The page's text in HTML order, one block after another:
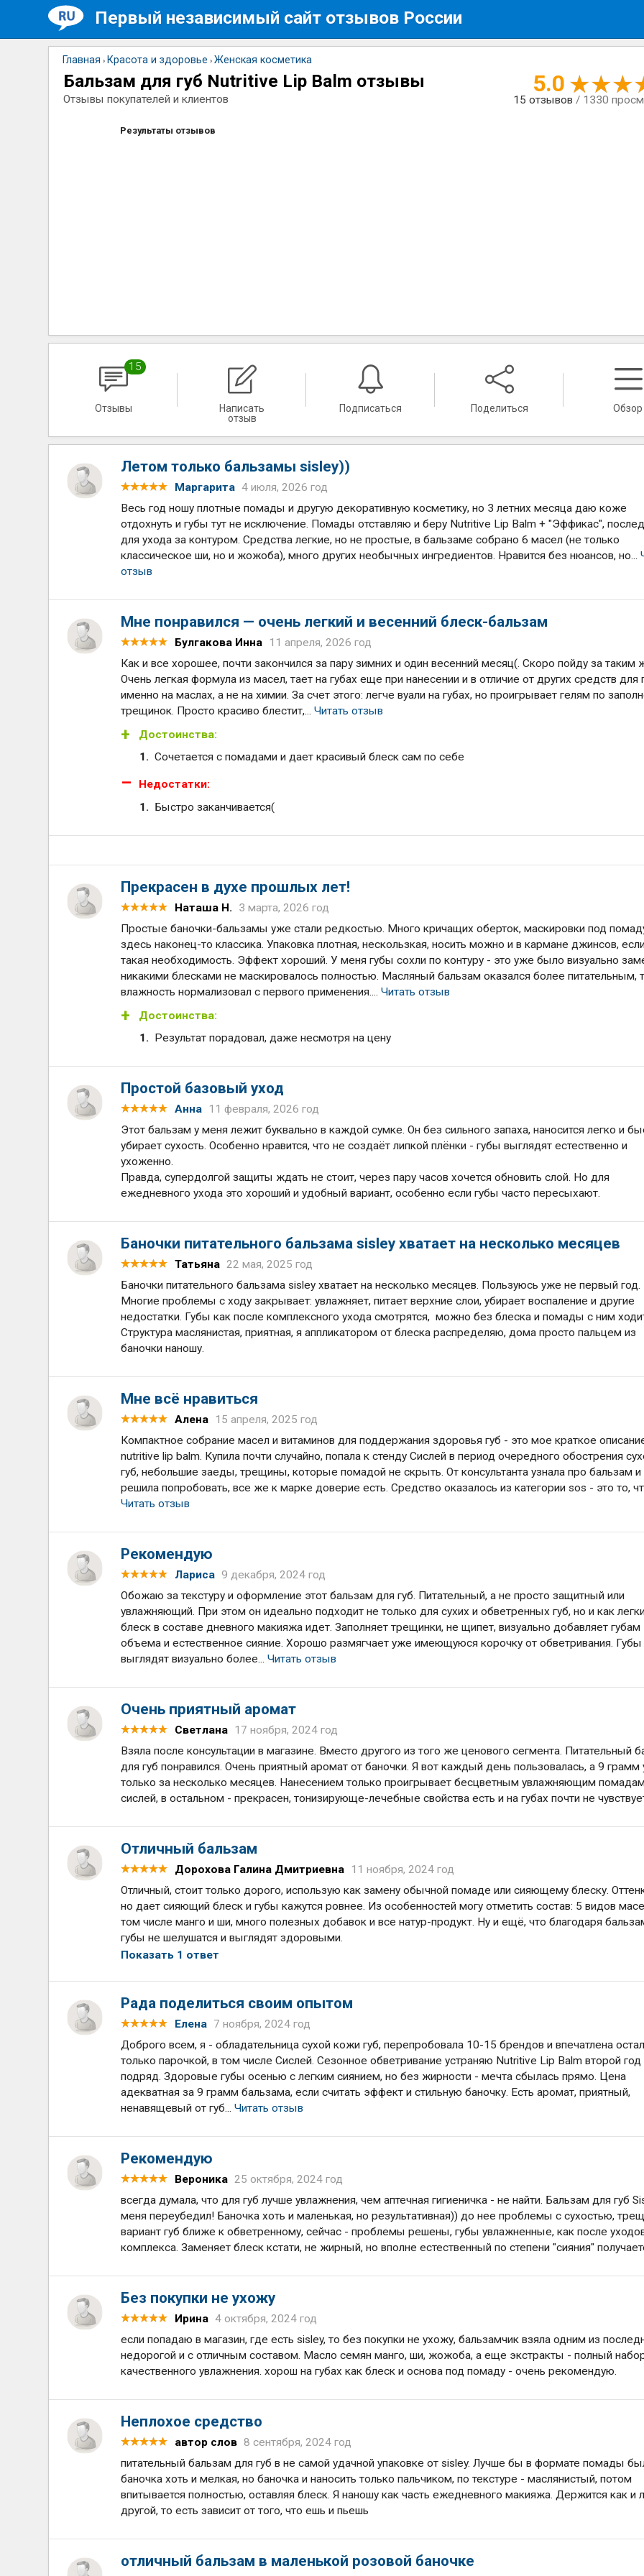
Первый независимый сайт отзывов России
Главная › Красота и здоровье ›Женская косметика
Бальзам для губ Nutritive Lip Balm отзывы
Отзывы покупателей и клиентов
5.0
15 отзывов/ 1330
Результаты отзывов
15
Отзывы
Написать
отзыв
Подписаться Поделиться Обзор
Летом только бальзамы sisley))
Маргарита 4 июля, 2026 год
Весь год ношу плотные помады и другую декоративную косметику, но 3 летних месяца даю коже
отдохнуть и губы тут не исключение. Помады отставляю и беру Nutritive Lip Balm + "Эффикас",
для ухода за контуром. Средства легкие, но не простые, в бальзаме собрано 6 масел (не только
классическое ши, но и жожоба), много других необычных ингредиентов. Нравится без нюансов, но...
отзыв
Мне понравился — очень легкий и весенний блеск-бальзам
Булгакова Инна
11 апреля, 2026 год
Как и все хорошее, почти закончился за пару зимних и один весенний месяц(. Скоро пойду за таким
Очень легкая формула из масел, тает на губах еще при нанесении и в отличие от других средств для
именно на маслах, а не на химии. За счет этого: легче вуали на губах, но проигрывает гелям по
трещинок. Просто красиво блестит,...Читать отзыв
Достоинства:
Сочетается с помадами и дает красивый блеск сам по себе
Недостатки:
Быстро заканчивается(
Прекрасен в духе прошлых лет!
Наташа Н.
3 марта, 2026 год
Простые баночки-бальзамы уже стали редкостью. Много кричащих оберток, маскировки под
здесь наконец-то классика. Упаковка плотная, нескользкая, носить можно и в кармане джинсов,
такая необходимость. Эффект хороший. У меня губы сохли по контуру - это уже было визуально
никакими блесками не маскировалось полностью. Масляный бальзам оказался более питательным,
влажность нормализовал с первого применения....Читать отзыв
Достоинства:
Результат порадовал, даже несмотря на цену
Простой базовый уход
Анна
11 февраля, 2026 год
Этот бальзам у меня лежит буквально в каждой сумке. Он без сильного запаха, наносится легко и
убирает сухость. Особенно нравится, что не создаёт липкой плёнки - губы выглядят естественно и
ухоженно.
Правда, супердолгой защиты ждать не стоит, через пару часов хочется обновить слой. Но для
ежедневного ухода это хороший и удобный вариант, особенно если губы часто пересыхают.
Баночки питательного бальзама sisley хватает на несколько месяцев
Татьяна 22 мая, 2025 год
Баночки питательного бальзама sisley хватает на несколько месяцев. Пользуюсь уже не первый год.
Многие проблемы с ходу закрывает: увлажняет, питает верхние слои, убирает воспаление и другие
недостатки. Губы как после комплексного ухода смотрятся, можно без блеска и помады с ним
Структура маслянистая, приятная, я аппликатором от блеска распределяю, дома просто пальцем из
баночки наношу.
Мне всё нравиться
Алена
15 апреля, 2025 год
Компактное собрание масел и витаминов для поддержания здоровья губ - это мое краткое
nutritive lip balm. Купила почти случайно, попала к стенду Сислей в период очередного обострения
губ, небольшие заеды, трещины, которые помадой не скрыть. От консультанта узнала про бальзам и
решила попробовать, все же к марке доверие есть. Средство оказалось из категории sos - это то,
Читать отзыв
Рекомендую
Лариса 9 декабря, 2024 год
Обожаю за текстуру и оформление этот бальзам для губ. Питательный, а не просто защитный или
увлажняющий. При этом он идеально подходит не только для сухих и обветренных губ, но и как
блеск в составе дневного макияжа идет. Заполняет трещинки, не щипет, визуально добавляет губам
объема и естественное сияние. Хорошо размягчает уже имеющуюся корочку от обветривания. Губы
выглядят визуально более...Читать отзыв
Очень приятный аромат
Светлана
17 ноября, 2024 год
Взяла после консультации в магазине. Вместо другого из того же ценового сегмента. Питательный
для губ понравился. Очень приятный аромат от баночки. Я вот каждый день пользовалась, а 9 грамм
только за несколько месяцев. Нанесением только проигрывает бесцветным увлажняющим
сислей, в остальном - прекрасен, тонизирующе-лечебные свойства есть и на губах почти не
Отличный бальзам
Дорохова Галина Дмитриевна
11 ноября, 2024 год
Отличный, стоит только дорого, использую как замену обычной помаде или сияющему блеску.
но дает сияющий блеск и губы кажутся ровнее. Из особенностей могу отметить состав: 5 видов
том числе манго и ши, много полезных добавок и все натур-продукт. Ну и ещё, что благодаря
губы не шелушатся и выглядят здоровыми.
Показать 1 ответ
Рада поделиться своим опытом
Елена 7 ноября, 2024 год
Доброго всем, я - обладательница сухой кожи губ, перепробовала 10-15 брендов и впечатлена
только парочкой, в том числе Сислей. Сезонное обветривание устраняю Nutritive Lip Balm второй год
подряд. Здоровые губы осенью с легким сиянием, но без жирности - мечта сбылась прямо. Цена
адекватная за 9 грамм бальзама, если считать эффект и стильную баночку. Есть аромат, приятный,
ненавящевый от губ...Читать отзыв
Рекомендую
Вероника 25 октября, 2024 год
всегда думала, что для губ лучше увлажнения, чем аптечная гигиеничка - не найти. Бальзам для губ
меня переубедил! Баночка хоть и маленькая, но результативная)) до нее проблемы с сухостью,
вариант губ ближе к обветренному, сейчас - проблемы решены, губы увлажненные, как после
комплекса. Заменяет блеск кстати, не жирный, но вполне естественный по степени "сияния"
Без покупки не ухожу
Ирина 4 октября, 2024 год
если попадаю в магазин, где есть sisley, то без покупки не ухожу, бальзамчик взяла одним из
недорогой и с отличным составом. Масло семян манго, ши, жожоба, а еще экстракты - полный
качественного увлажнения. хорош на губах как блеск и основа под помаду - очень рекомендую.
Неплохое средство
автор слов 8 сентября, 2024 год
питательный бальзам для губ в не самой удачной упаковке от sisley. Лучше бы в формате помады
баночка хоть и мелкая, но баночка и наносить только пальчиком, по текстуре - маслянистый, потом
впитывается полностью, оставляя блеск. Я наношу как часть ежедневного макияжа. Держится как и
другой, то есть зависит от того, что ешь и пьешь
отличный бальзам в маленькой розовой баночке